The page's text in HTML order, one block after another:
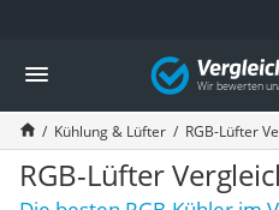
Die beliebtesten Vergleiche nach
Elektronik
Powerstation
Monitor 32 Zoll 4K
Fernseher
Drucker
Vergleich
Kühlung & Lüfter RGB-Lüfter
RGB-Lüfter